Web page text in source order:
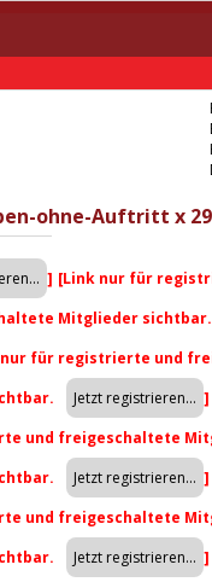
ohne-Auftritt x 29
] [Link nur für
Mitglieder sichtbar.
für registrierte und
]
und freigeschaltete
]
und freigeschaltete
]